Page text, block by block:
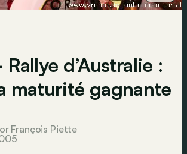
d’Australie :
maturité gagnante
François Piette